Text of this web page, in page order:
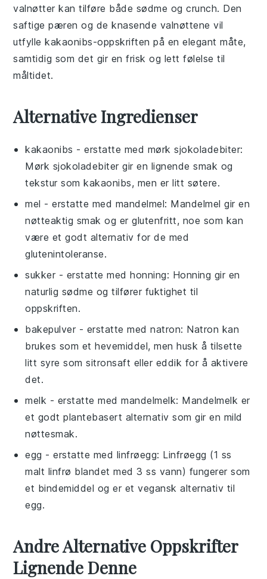
valnøtter kan tilføre både sødme og crunch. Den
saftige pæren og de knasende valnøttene vil
utfylle kakaonibs-oppskriften på en elegant måte,
samtidig som det gir en frisk og lett følelse til
måltidet.
Alternative Ingredienser
kakaonibs - erstatte med mørk sjokoladebiter:
Mørk sjokoladebiter gir en lignende smak og
tekstur som kakaonibs, men er litt søtere.
mel - erstatte med mandelmel: Mandelmel gir en
nøtteaktig smak og er glutenfritt, noe som kan
være et godt alternativ for de med
glutenintoleranse.
sukker - erstatte medhonning: Honning gir en
naturlig sødme og tilfører fuktighet til
oppskriften.
bakepulver - erstatte mednatron: Natron kan
brukes som et hevemiddel, men husk å tilsette
litt syre som sitronsaft eller eddik for å aktivere
det.
melk - erstatte medmandelmelk: Mandelmelk er
et godt plantebasert alternativ som gir en mild
nøttesmak.
egg - erstatte med linfrøegg: Linfrøegg (1 ss
malt linfrø blandet med 3 ss vann) fungerer som
et bindemiddel og er et vegansk alternativ til
egg.
Andre Alternative Oppskrifter
Lignende Denne